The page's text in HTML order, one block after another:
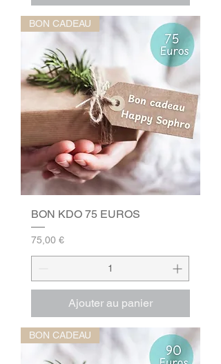
BON CADEAU
BON KDO 75 EUROS
Prix
75,00 €
Ajouter au panier
BON CADEAU